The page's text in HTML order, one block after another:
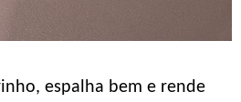
espalha bem e rende